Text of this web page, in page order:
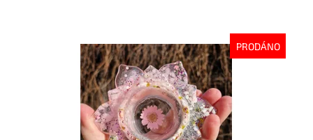
PRODÁNO
Dostupnost:
Vyprodáno
9984